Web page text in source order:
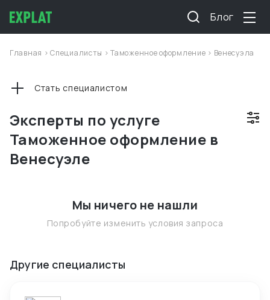
Блог
Главная >Специалисты >Таможенное оформление > Венесуэла
Эксперты по услуге
Таможенное оформление в
Венесуэле
Стать специалистом
Мы ничего не нашли
Попробуйте изменить условия запроса
Другие специалисты